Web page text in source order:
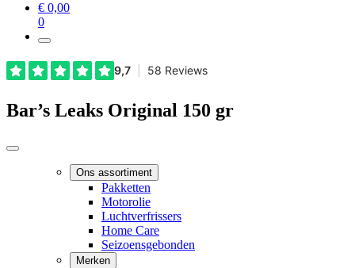
€ 0,00
0
Bar’s Leaks Original 150 gr
Ons assortiment
Pakketten
Motorolie
Luchtverfrissers
Home Care
Seizoensgebonden
Merken